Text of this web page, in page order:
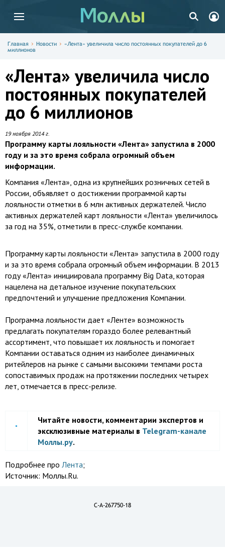
Главная Новости
«Лента» увеличила число постоянных покупателей до 6
миллионов
«Лента» увеличила число
постоянных покупателей
до 6 миллионов
19 ноября 2014 г.
Программу карты лояльности «Лента» запустила в 2000
году и за это время собрала огромный объем
информации.
Компания «Лента», одна из крупнейших розничных сетей в
России, объявляет о достижении программой карты
лояльности отметки в 6 млн активных держателей. Число
активных держателей карт лояльности «Лента» увеличилось
за год на 35%, отметили в пресс-службе компании.
Программу карты лояльности «Лента» запустила в 2000 году
и за это время собрала огромный объем информации. В 2013
году «Лента» инициировала программу Big Data, которая
нацелена на детальное изучение покупательских
предпочтений и улучшение предложения Компании.
Программа лояльности дает «Ленте» возможность
предлагать покупателям гораздо более релевантный
ассортимент, что повышает их лояльность и помогает
Компании оставаться одним из наиболее динамичных
ритейлеров на рынке с самыми высокими темпами роста
сопоставимых продаж на протяжении последних четырех
лет, отмечается в пресс-релизе.
Читайте новости, комментарии экспертов и
эксклюзивные материалы в Telegram-канале
Моллы.ру.
Подробнее про Лента;
Источник: Моллы.Ru.
C-A-267750-18